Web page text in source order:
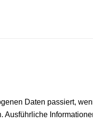
Daten passiert,